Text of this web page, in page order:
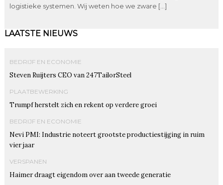
logistieke systemen. Wij weten hoe we zware […]
LAATSTE NIEUWS
BEDRIJF EN ECONOMIE
Steven Ruijters CEO van 247TailorSteel
PLAATBEWERKING
Trumpf herstelt zich en rekent op verdere groei
BEDRIJF EN ECONOMIE
Nevi PMI: Industrie noteert grootste productiestijging in ruim
vier jaar
VERSPANEN
Haimer draagt eigendom over aan tweede generatie